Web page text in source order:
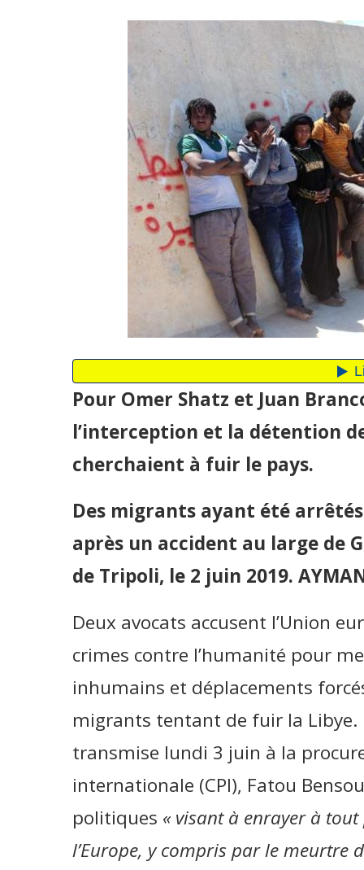
Pour Omer Shatz et Juan
l’interception et la détention
cherchaient à fuir le pays.
Des migrants ayant été
après un accident au large de
de Tripoli, le 2 juin 2019.
Deux avocats accusent l’Union
crimes contre l’humanité pour
inhumains et déplacements
migrants tentant de fuir la
transmise lundi 3 juin à la
internationale (CPI), Fatou
politiques « visant à enrayer à
l’Europe, y compris par le meurtre